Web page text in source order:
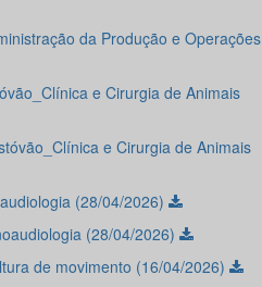
da Produção e Operações
e Cirurgia de Animais
e Cirurgia de Animais
(28/04/2026)
(28/04/2026)
de movimento (16/04/2026)